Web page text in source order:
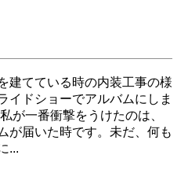
建てている時の内装工事の様
イドショーでアルバムにしま
が一番衝撃をうけたのは、
が届いた時です。未だ、何も
...